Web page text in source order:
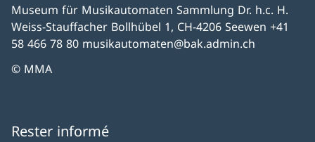
Museum für Musikautomaten Sammlung Dr. h.c. H.
Weiss-Stauffacher Bollhübel 1, CH-4206 Seewen +41
58 466 78 80 musikautomaten@bak.admin.ch
© MMA
Rester informé